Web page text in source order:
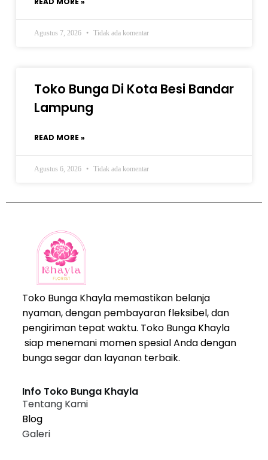
Agustus 7, 2026 Tidak ada komentar
Toko Bunga Di Kota Besi Bandar
Lampung
READ MORE »
Agustus 6, 2026 Tidak ada komentar
Toko Bunga Khayla memastikan belanja
nyaman, dengan pembayaran fleksibel, dan
pengiriman tepat waktu. Toko Bunga Khayla
siap menemani momen spesial Anda dengan
bunga segar dan layanan terbaik.
Info Toko Bunga Khayla
Tentang Kami
Blog
Galeri